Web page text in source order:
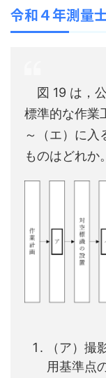
令和４年測量
図 19 は，
標準的な作業
～（エ）に入
ものはどれか
（ア）
用基準点